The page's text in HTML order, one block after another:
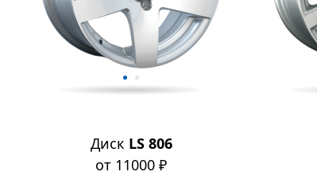
Диск LS 806
от 11000 ₽